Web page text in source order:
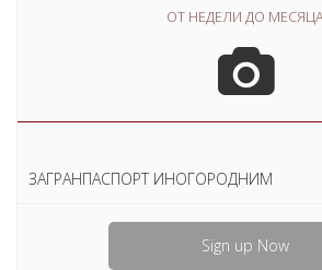
ОТ НЕДЕЛИ ДО
ЗАГРАНПАСПОРТ ИНОГОРОДНИМ
Sign up Now